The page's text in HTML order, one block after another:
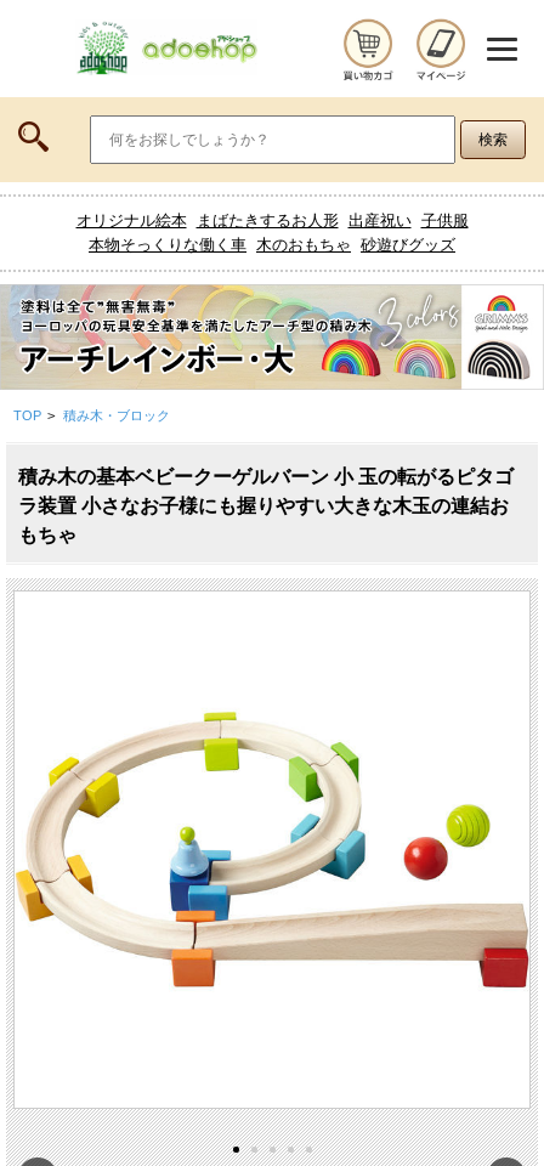
オリジナル絵本 まばたきするお人形 出産祝い 子供服
本物そっくりな働く車 木のおもちゃ 砂遊びグッズ
TOP > 積み木・ブロック
積み木の基本ベビークーゲルバーン 小 玉の転がるピタゴ
ラ装置 小さなお子様にも握りやすい大きな木玉の連結お
もちゃ